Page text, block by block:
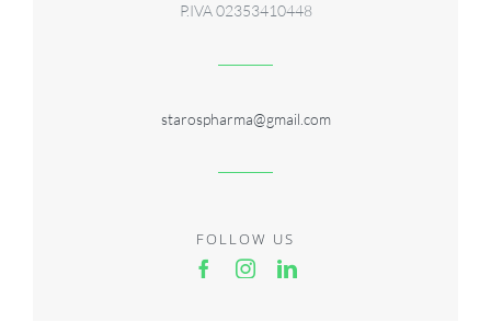
P.IVA 02353410448
starospharma@gmail.com
FOLLOW US